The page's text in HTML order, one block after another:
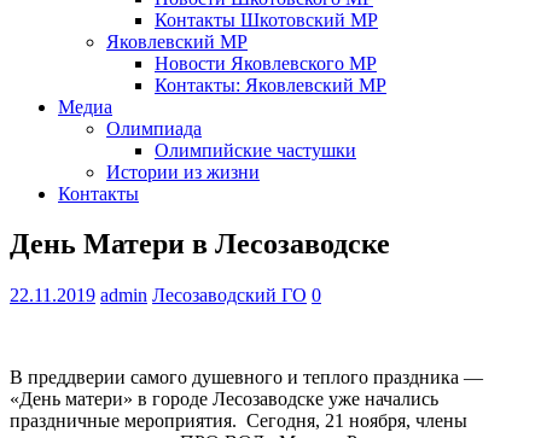
Контакты Шкотовский МР
Яковлевский МР
Новости Яковлевского МР
Контакты: Яковлевский МР
Медиа
Олимпиада
Олимпийские частушки
Истории из жизни
Контакты
День Матери в Лесозаводске
22.11.2019 admin Лесозаводский ГО 0
В преддверии самого душевного и теплого праздника —
«День матери» в городе Лесозаводске уже начались
праздничные мероприятия. Сегодня, 21 ноября, члены